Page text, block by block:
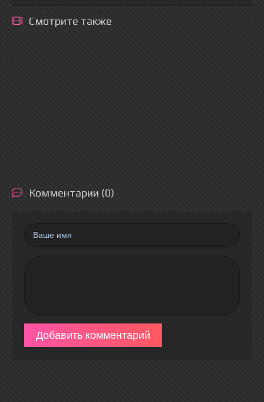
Смотрите также
Комментарии (0)
Добавить комментарий